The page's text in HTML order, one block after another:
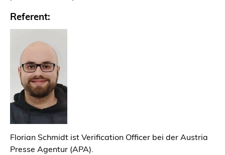
Referent:
Florian Schmidt ist Verification Officer bei der Austria
Presse Agentur (APA).